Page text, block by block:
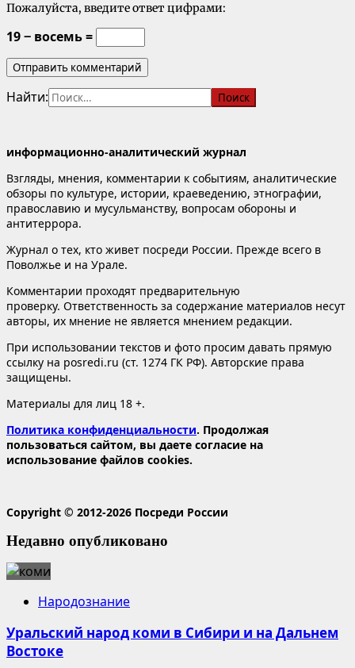
Пожалуйста, введите ответ цифрами:
19 − восемь =
Найти:
информационно-аналитический журнал
Взгляды, мнения, комментарии к событиям, аналитические
обзоры по культуре, истории, краеведению, этнографии,
православию и мусульманству, вопросам обороны и
антитеррора.
Журнал о тех, кто живет посреди России. Прежде всего в
Поволжье и на Урале.
Комментарии проходят предварительную
проверку. Ответственность за содержание материалов несут
авторы, их мнение не является мнением редакции.
При использовании текстов и фото просим давать прямую
ссылку на posredi.ru (ст. 1274 ГК РФ). Авторские права
защищены.
Материалы для лиц 18 +.
Политика конфиденциальности. Продолжая
пользоваться сайтом, вы даете согласие на
использование файлов cookies.
Copyright © 2012-2026 Посреди России
Недавно опубликовано
Народознание
Уральский народ коми в Сибири и на Дальнем
Востоке